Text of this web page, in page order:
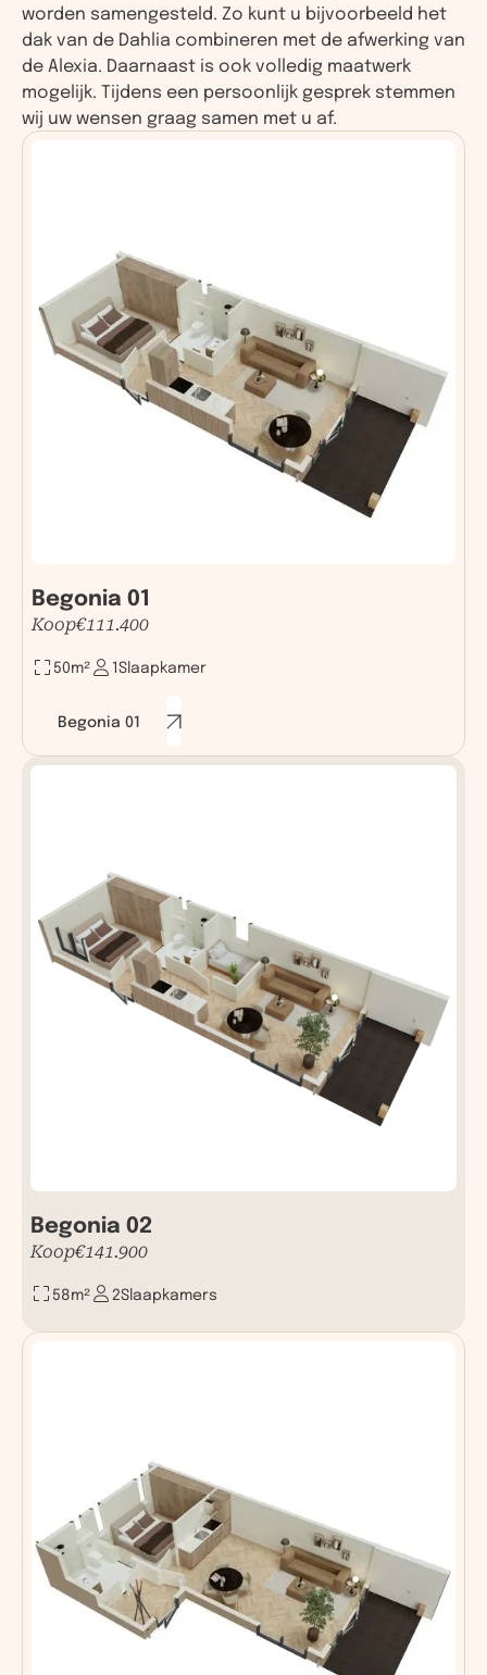
worden samengesteld. Zo kunt u bijvoorbeeld het
dak van de Dahlia combineren met de afwerking van
de Alexia. Daarnaast is ook volledig maatwerk
mogelijk. Tijdens een persoonlijk gesprek stemmen
wij uw wensen graag samen met u af.
Begonia 01
Koop€111.400
50m² 1Slaapkamer
Begonia 01
Begonia 02
Koop€141.900
58m² 2Slaapkamers